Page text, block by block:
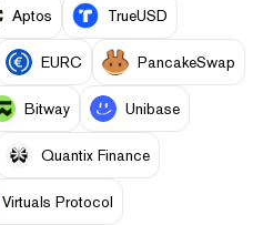
Aptos TrueUSD
EURC PancakeSwap
Bitway Unibase
Quantix Finance
Virtuals Protocol